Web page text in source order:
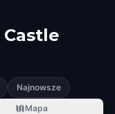
Castle
Najnowsze
Mapa